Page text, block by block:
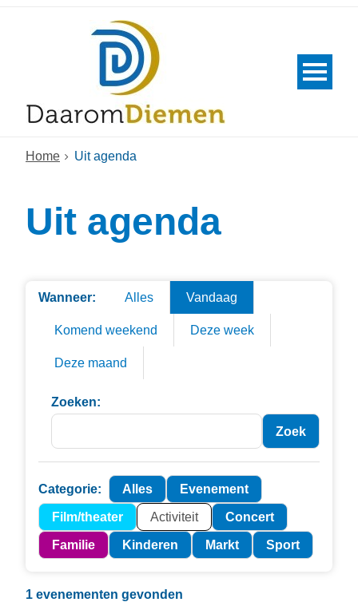
Home Uit agenda
Uit agenda
Wanneer: Alles Vandaag
Komend weekend Deze week
Deze maand
Zoeken:
Categorie: Alles Evenement
Film/theater Activiteit Concert
Familie Kinderen Markt Sport
1 evenementen gevonden